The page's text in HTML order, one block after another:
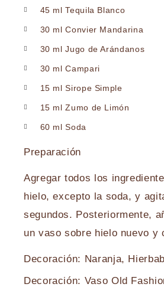
45 ml Tequila Blanco
30 ml Convier Mandarina
30 ml Jugo de Arándanos
30 ml Campari
15 ml Sirope Simple
15 ml Zumo de Limón
60 ml Soda
Preparación
Agregar todos los
hielo, excepto la soda, y
segundos. Posteriormente,
un vaso sobre hielo nuevo y
Decoración: Naranja,
Decoración: Vaso Old